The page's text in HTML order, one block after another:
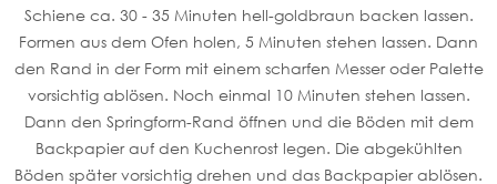
Schiene ca. 30 - 35 Minuten hell-goldbraun backen lassen.
Formen aus dem Ofen holen, 5 Minuten stehen lassen. Dann
den Rand in der Form mit einem scharfen Messer oder Palette
vorsichtig ablösen. Noch einmal 10 Minuten stehen lassen.
Dann den Springform-Rand öffnen und die Böden mit dem
Backpapier auf den Kuchenrost legen. Die abgekühlten
Böden später vorsichtig drehen und das Backpapier ablösen.